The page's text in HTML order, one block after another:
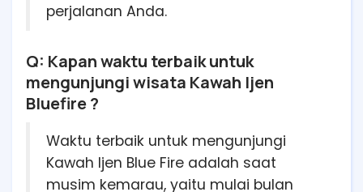
perjalanan Anda.
Q: Kapan waktu terbaik untuk
mengunjungi wisata Kawah Ijen
Bluefire ?
Waktu terbaik untuk mengunjungi
Kawah Ijen Blue Fire adalah saat
musim kemarau, yaitu mulai bulan